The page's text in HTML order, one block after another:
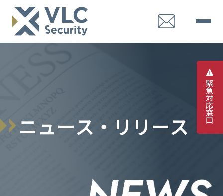
緊
急
対
応
窓
口
ニュース ・ リ リ ース